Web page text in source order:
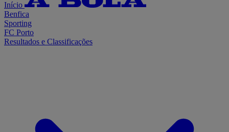
Início
Benfica
Sporting
FC Porto
Resultados e Classificações